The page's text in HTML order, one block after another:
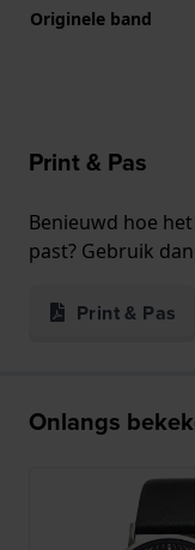
Originele band
Print & Pas
Benieuwd hoe
past? Gebruik
Print & Pas
Onlangs